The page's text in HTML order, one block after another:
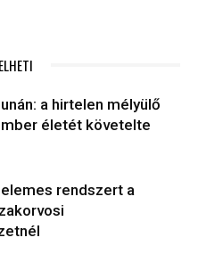
a hirtelen mélyülő
életét követelte
rendszert a